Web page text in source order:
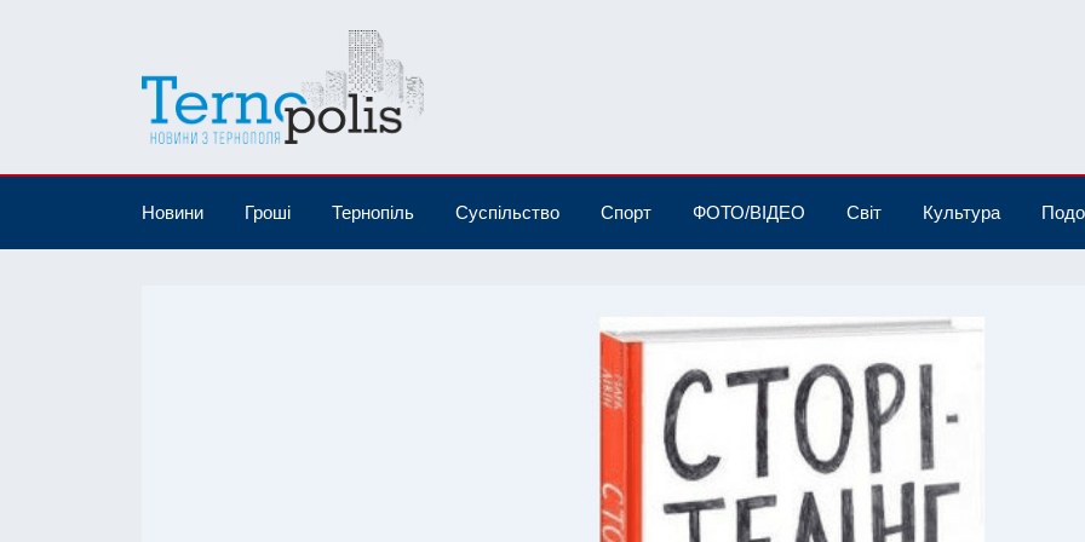
Новини Гроші Тернопіль Суспільство Спорт ФОТО/ВІДЕО Світ Культура